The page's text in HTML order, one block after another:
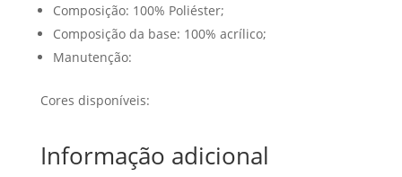
Composição: 100% Poliéster;
Composição da base: 100% acrílico;
Manutenção:
Cores disponíveis:
Informação adicional